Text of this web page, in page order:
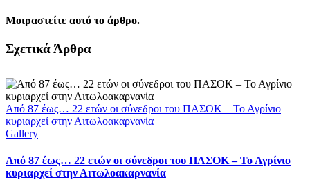
Μοιραστείτε αυτό το άρθρο.
Facebook
X
LinkedIn
WhatsApp
Email
Σχετικά Άρθρα
Από 87 έως… 22 ετών οι σύνεδροι του ΠΑΣΟΚ – Το Αγρίνιο
κυριαρχεί στην Αιτωλοακαρνανία
Gallery
Από 87 έως… 22 ετών οι σύνεδροι του ΠΑΣΟΚ – Το Αγρίνιο
κυριαρχεί στην Αιτωλοακαρνανία